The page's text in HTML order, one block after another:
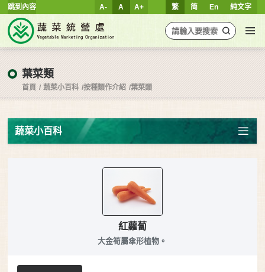
跳到內容 繁 简 En 純文字
A- A A+
葉菜類
首頁 蔬菜小百科 按種類作介紹 葉菜類
蔬菜小百科
紅蘿蔔
大金筍屬傘形植物。